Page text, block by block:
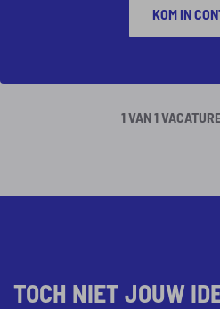
KOM IN
1 VAN 1
TOCH NIET JOUW